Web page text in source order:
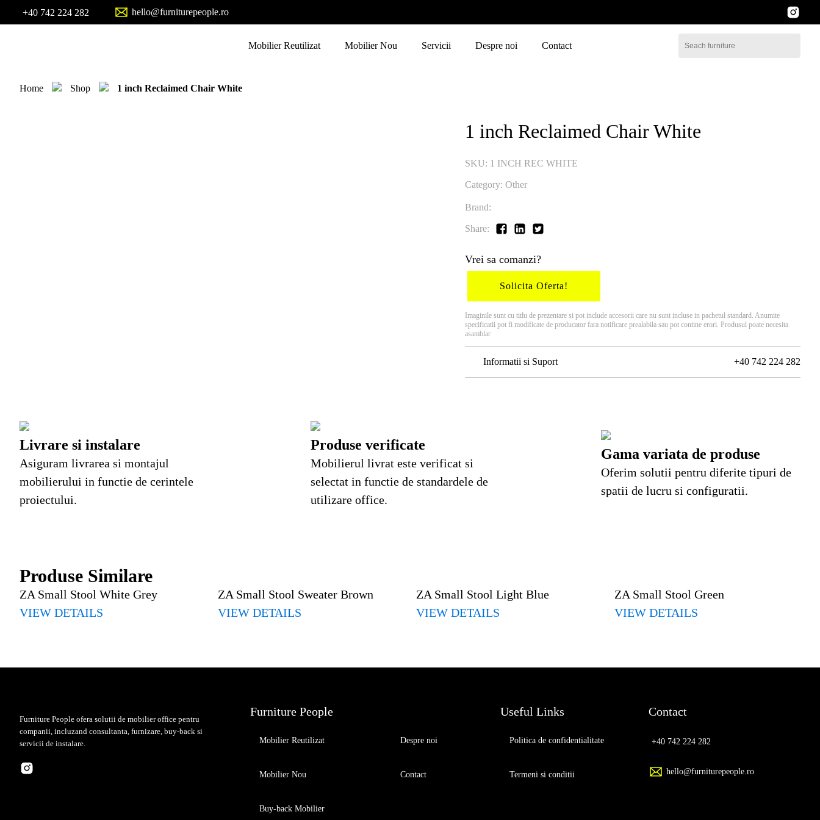
+40 742 224 282 hello@furniturepeople.ro
Mobilier Reutilizat Mobilier Nou Servicii Despre noi Contact
Home Shop 1 inch Reclaimed Chair White
1 inch Reclaimed Chair White
SKU: 1 INCH REC WHITE
Category: Other
Brand:
Share:
Vrei sa comanzi?
Solicita Oferta!
Imaginile sunt cu titlu de prezentare si pot include accesorii care nu sunt incluse in pachetul standard. Anumite
specificatii pot fi modificate de producator fara notificare prealabila sau pot contine erori. Produsul poate necesita
asamblar
Informatii si Suport +40 742 224 282
Livrare si instalare
Asiguram livrarea si montajul
mobilierului in functie de cerintele
proiectului.
Produse verificate
Mobilierul livrat este verificat si
selectat in functie de standardele de
utilizare office.
Gama variata de produse
Oferim solutii pentru diferite tipuri de
spatii de lucru si configuratii.
Produse Similare
ZA Small Stool White Grey
VIEW DETAILS
ZA Small Stool Sweater Brown
VIEW DETAILS
ZA Small Stool Light Blue
VIEW DETAILS
ZA Small Stool Green
VIEW DETAILS
Furniture People ofera solutii de mobilier office pentru
companii, incluzand consultanta, furnizare, buy-back si
servicii de instalare.
Furniture People
Mobilier Reutilizat
Mobilier Nou
Buy-back Mobilier
Despre noi
Contact
Useful Links
Politica de confidentialitate
Termeni si conditii
Contact
+40 742 224 282
hello@furniturepeople.ro